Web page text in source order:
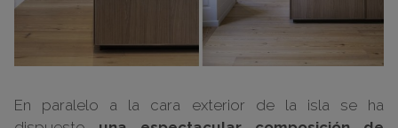
En paralelo a la cara exterior de la isla se ha